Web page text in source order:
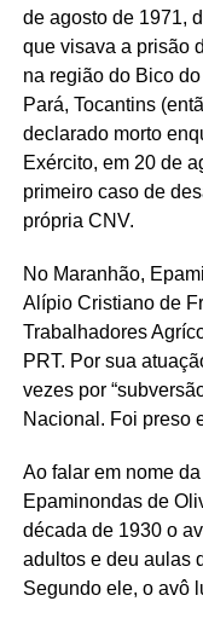
de agosto de 1971,
que visava a prisão
na região do Bico
Pará, Tocantins
declarado morto
Exército, em 20 de
primeiro caso de
própria CNV.
No Maranhão,
Alípio Cristiano de
Trabalhadores
PRT. Por sua
vezes por
Nacional. Foi preso
Ao falar em nome
Epaminondas de
década de 1930 o
adultos e deu aulas
Segundo ele, o avô